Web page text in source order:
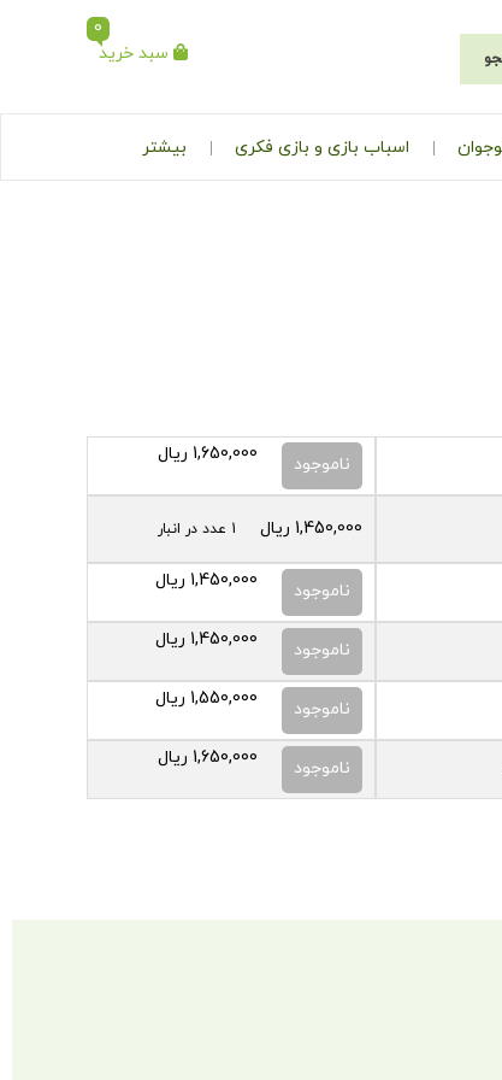
سبد خرید
0
اسباب بازی و بازی فکری بیشتر
1,650,000 ریال ناموجود
1,450,000 ریال 1 عدد در انبار
1,450,000 ریال ناموجود
1,450,000 ریال ناموجود
1,550,000 ریال ناموجود
1,650,000 ریال ناموجود